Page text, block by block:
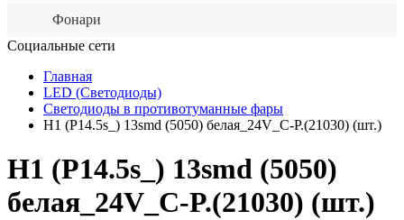
Фонари
Социальные сети
Главная
LED (Светодиоды)
Светодиоды в противотуманные фары
H1 (P14.5s_) 13smd (5050) белая_24V_C-P.(21030) (шт.)
H1 (P14.5s_) 13smd (5050)
белая_24V_C-P.(21030) (шт.)